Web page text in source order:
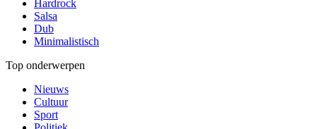
Hardrock
Salsa
Dub
Minimalistisch
Top onderwerpen
Nieuws
Cultuur
Sport